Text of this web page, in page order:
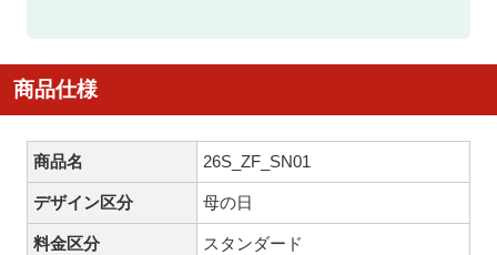
商品仕様
商品名 26S_ZF_SN01
デザイン区分 母の日
料金区分 スタンダード